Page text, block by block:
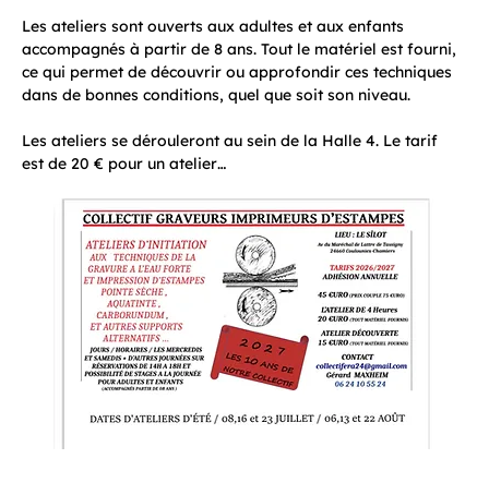
Les ateliers sont ouverts aux adultes et aux enfants
accompagnés à partir de 8 ans. Tout le matériel est fourni,
ce qui permet de découvrir ou approfondir ces techniques
dans de bonnes conditions, quel que soit son niveau.
Les ateliers se dérouleront au sein de la Halle 4. Le tarif
est de 20 € pour un atelier…